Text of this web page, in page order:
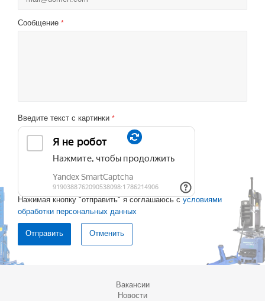
Сообщение *
Введите текст с картинки *
Нажимая кнопку "отправить" я соглашаюсь с условиями
обработки персональных данных
Отменить
Вакансии
Новости